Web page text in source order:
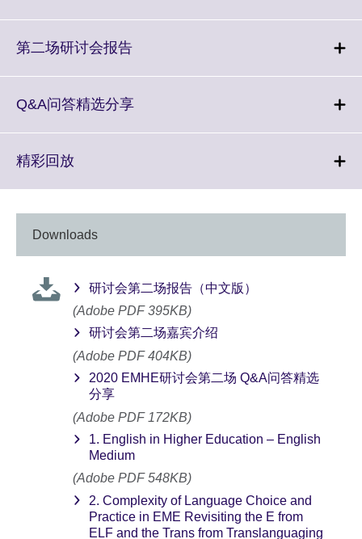
More
第二场研讨会报告Click
More
Q&A问答精选分享Click
精彩回放
More
information
available.
Downloads
研讨会第二场报告（中文版）
(Adobe PDF 395KB)
研讨会第二场嘉宾介绍
(Adobe PDF 404KB)
2020 EMHE研讨会第二场 Q&A问答精选
分享
(Adobe PDF 172KB)
1. English in Higher Education – English
Medium
(Adobe PDF 548KB)
2. Complexity of Language Choice and
Practice in EME Revisiting the E from
ELF and the Trans from Translanguaging